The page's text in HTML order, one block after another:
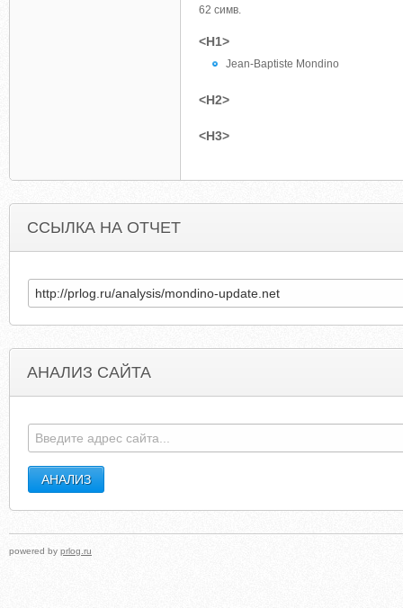
62 симв.
<H1>
Jean-Baptiste Mondino
<H2>
<H3>
ССЫЛКА НА ОТЧЕТ
АНАЛИЗ САЙТА
powered by prlog.ru